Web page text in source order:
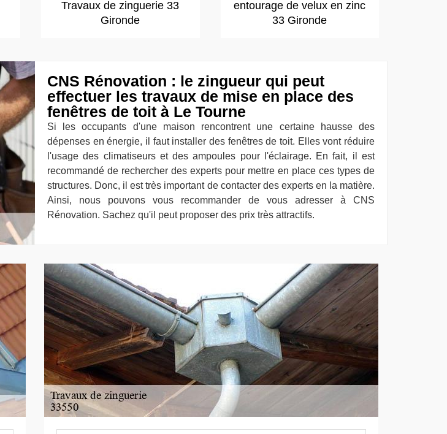
Travaux de zinguerie 33
Gironde
entourage de velux en zinc
33 Gironde
CNS Rénovation : le zingueur qui peut
effectuer les travaux de mise en place des
fenêtres de toit à Le Tourne
Si les occupants d'une maison rencontrent une certaine hausse des
dépenses en énergie, il faut installer des fenêtres de toit. Elles vont réduire
l'usage des climatiseurs et des ampoules pour l'éclairage. En fait, il est
recommandé de rechercher des experts pour mettre en place ces types de
structures. Donc, il est très important de contacter des experts en la matière.
Ainsi, nous pouvons vous recommander de vous adresser à CNS
Rénovation. Sachez qu'il peut proposer des prix très attractifs.